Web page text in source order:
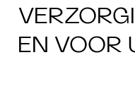
EN VOOR